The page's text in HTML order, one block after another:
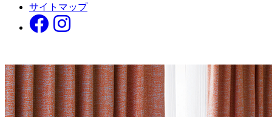
サイトマップ